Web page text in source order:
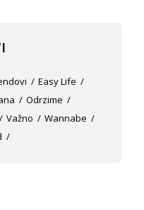
Easy Life
Odrzime
Važno
Wannabe